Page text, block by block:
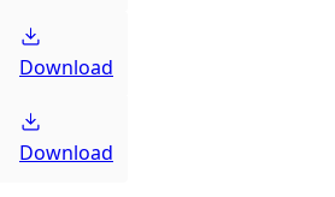
Download
Download